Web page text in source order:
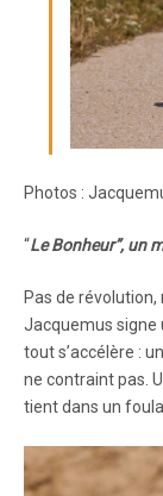
Photos :
“Le Bonheur”, un
Pas de
Jacquemus signe
tout s’accélère :
ne contraint pas.
tient dans un